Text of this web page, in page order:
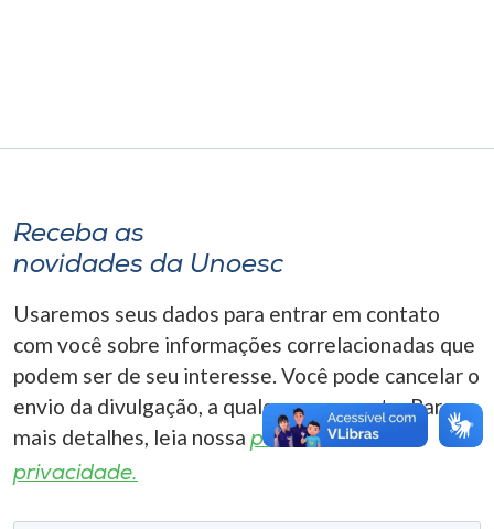
A-
Receba as
novidades da Unoesc
Usaremos seus dados para entrar em contato
com você sobre informações correlacionadas que
podem ser de seu interesse. Você pode cancelar o
envio da divulgação, a qualquer momento. Para
mais detalhes, leia nossa política de
privacidade.